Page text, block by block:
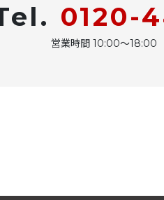
0120-
営業時間 10:00〜18:00